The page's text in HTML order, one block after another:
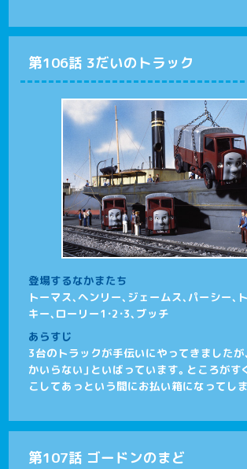
第106話 3だいのトラック
登場するなかまたち
トーマス、ヘンリー、ジェームス、パーシー、
キー、ローリー1・2・3、ブッチ
あらすじ
3台のトラックが手伝いにやってきましたが
かいらない」といばっています。ところがす
こしてあっという間にお払い箱になってしま
第107話 ゴードンのまど